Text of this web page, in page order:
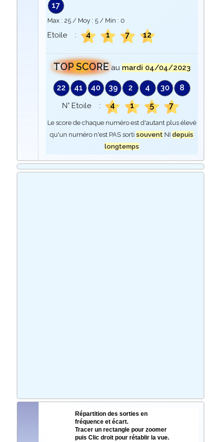
17
Max : 25/ Moy : 5/ Min : 0
Etoile : 4 1 7 12
TOP SCORE au mardi 04/04/2023
22 41 40 39 2 4 30 8
N° Etoile : 4 1 5 7
Le score de chaque numéro est d'autant plus élevé
qu'un numéro n'est PAS sortisouvent NIdepuis
longtemps
Répartition des sorties en
fréquence et écart.
Tracer un rectangle pour zoomer
puis Clic droit pour rétablir la vue.